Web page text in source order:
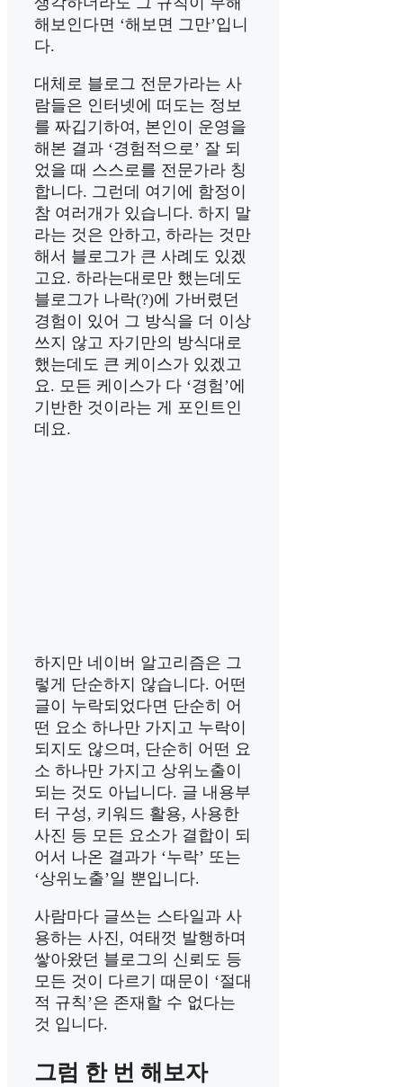
해보인다면 ‘해보면 그만’입니
다.
대체로 블로그 전문가라는 사
람들은 인터넷에 떠도는 정보
를 짜깁기하여, 본인이 운영을
해본 결과 ‘경험적으로’ 잘 되
었을 때 스스로를 전문가라 칭
합니다. 그런데 여기에 함정이
참 여러개가 있습니다. 하지 말
라는 것은 안하고, 하라는 것만
해서 블로그가 큰 사례도 있겠
고요. 하라는대로만 했는데도
블로그가 나락(?)에 가버렸던
경험이 있어 그 방식을 더 이상
쓰지 않고 자기만의 방식대로
했는데도 큰 케이스가 있겠고
요. 모든 케이스가 다 ‘경험’에
기반한 것이라는 게 포인트인
데요.
하지만 네이버 알고리즘은 그
렇게 단순하지 않습니다. 어떤
글이 누락되었다면 단순히 어
떤 요소 하나만 가지고 누락이
되지도 않으며, 단순히 어떤 요
소 하나만 가지고 상위노출이
되는 것도 아닙니다. 글 내용부
터 구성, 키워드 활용, 사용한
사진 등 모든 요소가 결합이 되
어서 나온 결과가 ‘누락’ 또는
‘상위노출’일 뿐입니다.
사람마다 글쓰는 스타일과 사
용하는 사진, 여태껏 발행하며
쌓아왔던 블로그의 신뢰도 등
모든 것이 다르기 때문이 ‘절대
적 규칙’은 존재할 수 없다는
것 입니다.
그럼 한 번 해보자